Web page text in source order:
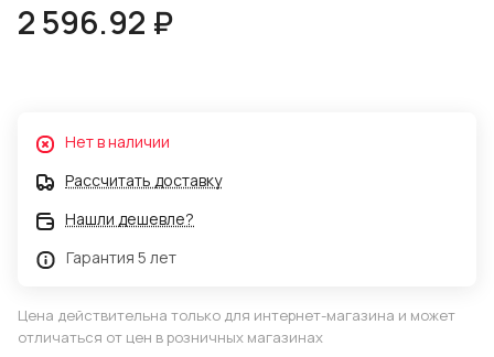
2 596.92 ₽
Нет в наличии
Рассчитать доставку
Нашли дешевле?
Гарантия 5 лет
Цена действительна только для интернет-магазина и может
отличаться от цен в розничных магазинах